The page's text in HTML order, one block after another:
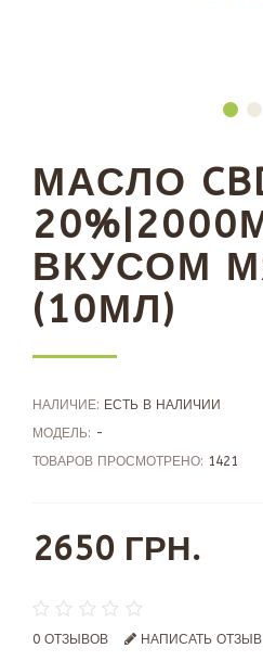
МАСЛО
ВКУСОМ
(10МЛ)
НАЛИЧИЕ: ЕСТЬ В НАЛИЧИИ
МОДЕЛЬ: -
ТОВАРОВ ПРОСМОТРЕНО: 1421
2650 ГРН.
0 ОТЗЫВОВ НАПИСАТЬ ОТЗЫВ